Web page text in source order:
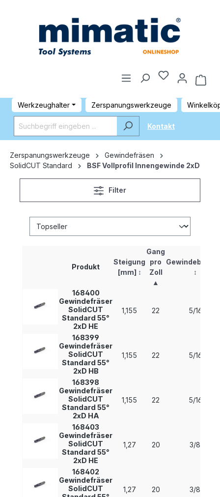
Werkzeughalter Zerspanungswerkzeuge
Kontakt
Zerspanungswerkzeuge
Gewindefräsen
SolidCUT Standard
BSF Vollprofil Innengewinde 2xD
Filter
Produkt
Steigung
[mm] ↕
Gang
pro
Zoll
▲
↕
168400
Gewindefräser
SolidCUT
Standard 55°
2xD HE
1,155 22 5/16
168399
Gewindefräser
SolidCUT
Standard 55°
2xD HB
1,155 22 5/16
168398
Gewindefräser
SolidCUT
Standard 55°
2xD HA
1,155 22 5/16
168403
Gewindefräser
SolidCUT
Standard 55°
2xD HE
1,27 20 3/8
168402
Gewindefräser
SolidCUT
1,27 20 3/8